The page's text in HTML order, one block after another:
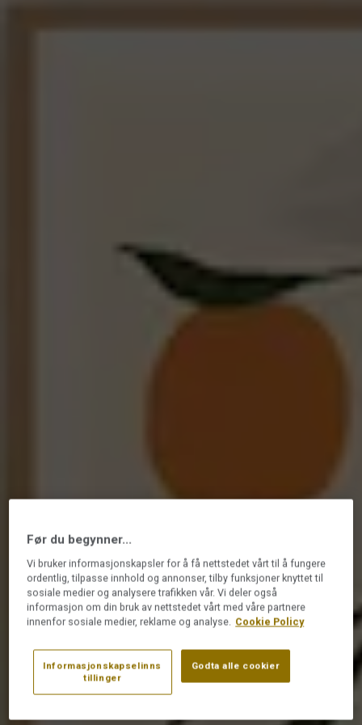
Før du begynner...
Vi bruker informasjonskapsler for å få nettstedet vårt til å fungere
ordentlig, tilpasse innhold og annonser, tilby funksjoner knyttet til
sosiale medier og analysere trafikken vår. Vi deler også
informasjon om din bruk av nettstedet vårt med våre partnere
innenfor sosiale medier, reklame og analyse. Cookie Policy
Informasjonskapselinns
tillinger
Godta alle cookier